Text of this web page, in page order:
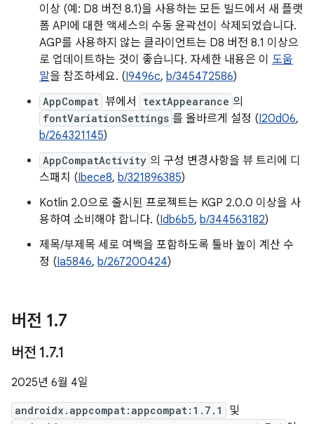
이상 (예: D8 버전 8.1)을 사용하는 모든 빌드에서 새 플랫
폼 API에 대한 액세스의 수동 윤곽선이 삭제되었습니다.
AGP를 사용하지 않는 클라이언트는 D8 버전 8.1 이상으
로 업데이트하는 것이 좋습니다. 자세한 내용은 이 도움
말을 참조하세요. (I9496c, b/345472586)
AppCompat 뷰에서 textAppearance 의
fontVariationSettings 를 올바르게 설정 (I20d06,
b/264321145)
AppCompatActivity 의 구성 변경사항을 뷰 트리에 디
스패치 (Ibece8, b/321896385)
Kotlin 2.0으로 출시된 프로젝트는 KGP 2.0.0 이상을 사
용하여 소비해야 합니다. (Idb6b5, b/344563182)
제목/부제목 세로 여백을 포함하도록 툴바 높이 계산 수
정 (Ia5846, b/267200424)
버전 1.7
버전 1.7.1
2025년 6월 4일
androidx.appcompat:appcompat:1.7.1 및